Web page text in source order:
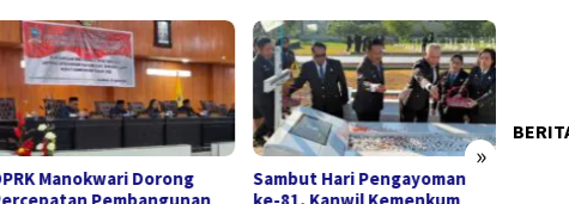
»
Manokwari Dorong
Sambut Hari Pengayoman